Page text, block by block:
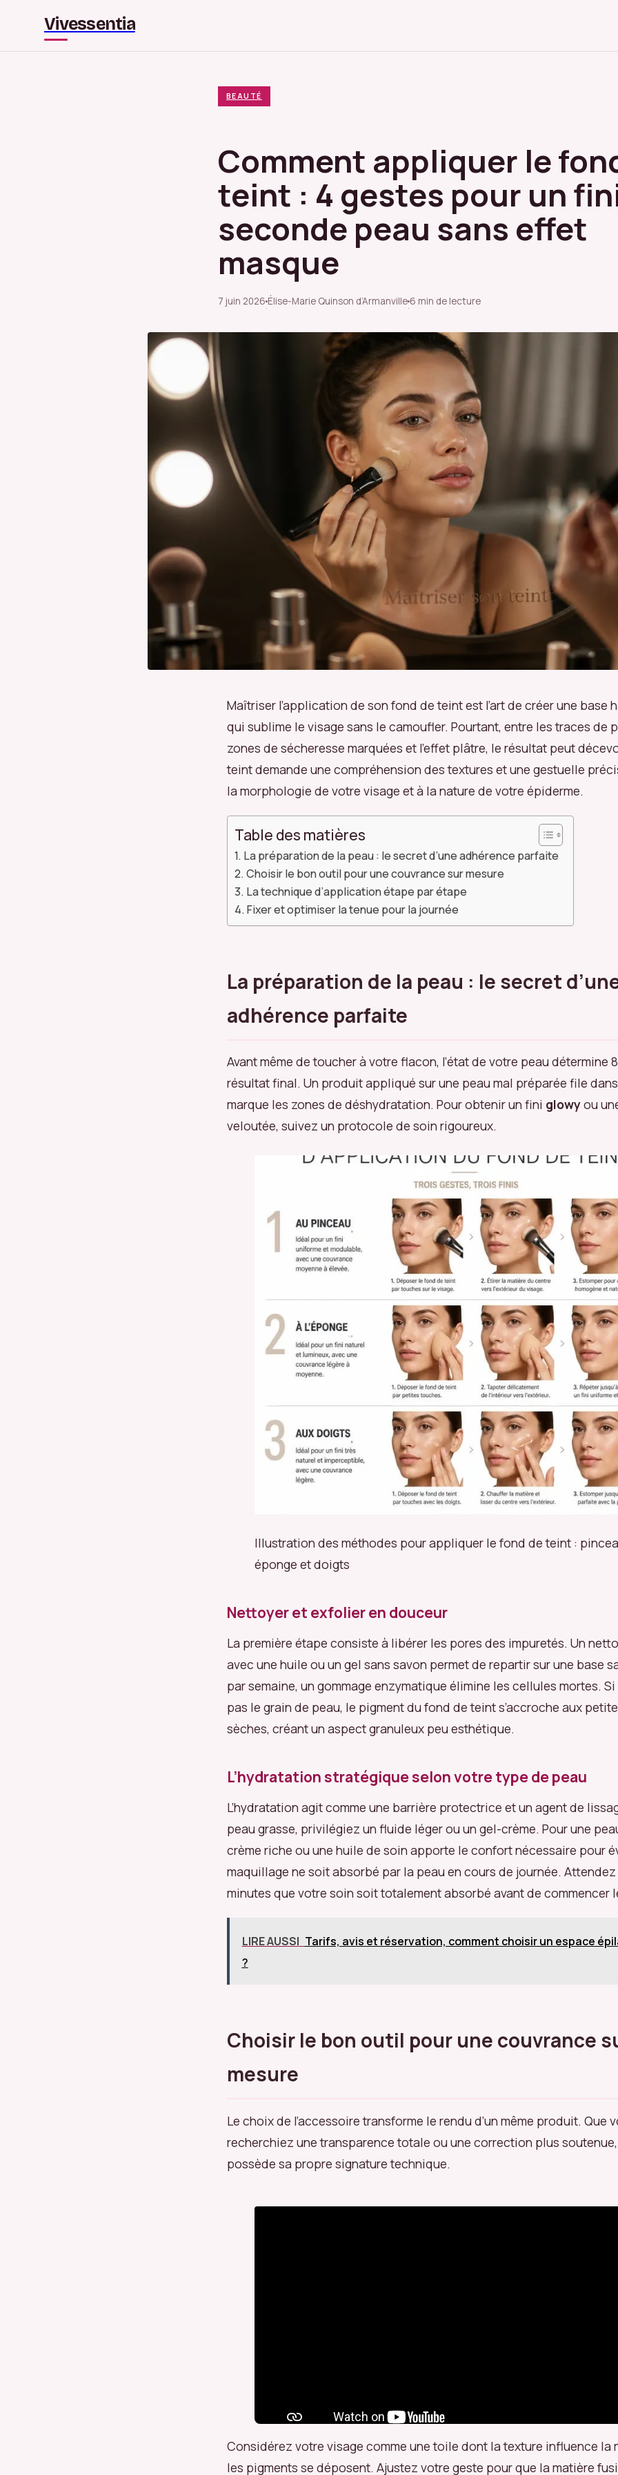
Vivessentia
BEAUTÉ
Comment appliquer le
teint : 4 gestes pour un
seconde peau sans effet
masque
7 juin 2026
·
Élise-Marie Quinson d’Armanville
·
6 min de lecture
Maîtriser l’application de son fond de teint est l’art de créer une base
qui sublime le visage sans le camoufler. Pourtant, entre les traces de
zones de sécheresse marquées et l’effet plâtre, le résultat peut
teint demande une compréhension des textures et une gestuelle
la morphologie de votre visage et à la nature de votre épiderme.
Table des matières
La préparation de la peau : le secret d’une adhérence parfaite
Choisir le bon outil pour une couvrance sur mesure
La technique d’application étape par étape
Fixer et optimiser la tenue pour la journée
La préparation de la peau : le secret
adhérence parfaite
Avant même de toucher à votre flacon, l’état de votre peau détermine
résultat final. Un produit appliqué sur une peau mal préparée file
marque les zones de déshydratation. Pour obtenir un fini glowyou
veloutée, suivez un protocole de soin rigoureux.
Illustration des méthodes pour appliquer le fond de teint :
éponge et doigts
Nettoyer et exfolier en douceur
La première étape consiste à libérer les pores des impuretés. Un
avec une huile ou un gel sans savon permet de repartir sur une base
par semaine, un gommage enzymatique élimine les cellules mortes.
pas le grain de peau, le pigment du fond de teint s’accroche aux
sèches, créant un aspect granuleux peu esthétique.
L’hydratation stratégique selon votre type de peau
L’hydratation agit comme une barrière protectrice et un agent de
peau grasse, privilégiez un fluide léger ou un gel-crème. Pour une
crème riche ou une huile de soin apporte le confort nécessaire pour
maquillage ne soit absorbé par la peau en cours de journée.
minutes que votre soin soit totalement absorbé avant de commencer
LIRE AUSSI Tarifs, avis et réservation, comment choisir un espace
?
Choisir le bon outil pour une couvrance
mesure
Le choix de l’accessoire transforme le rendu d’un même produit. Que
recherchiez une transparence totale ou une correction plus
possède sa propre signature technique.
Considérez votre visage comme une toile dont la texture influence la
les pigments se déposent. Ajustez votre geste pour que la matière